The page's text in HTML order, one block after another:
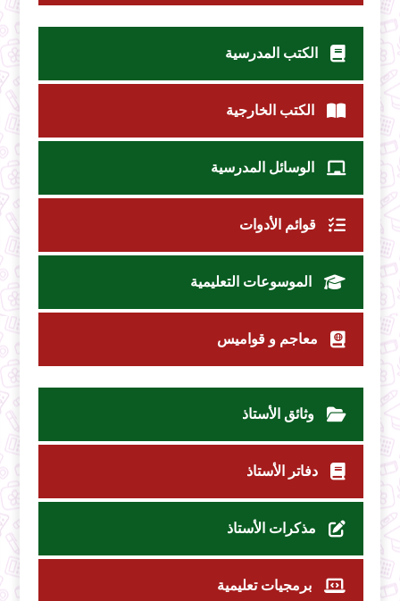
الكتب المدرسية
الكتب الخارجية
الوسائل المدرسية
قوائم الأدوات
الموسوعات التعليمية
معاجم و قواميس
وثائق الأستاذ
دفاتر الأستاذ
مذكرات الأستاذ
برمجيات تعليمية